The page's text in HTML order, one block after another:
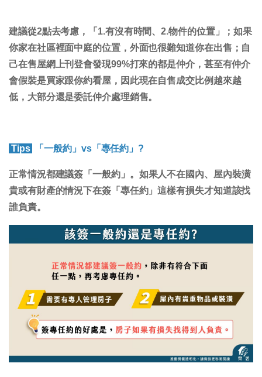
建議從2點去考慮， 「1.有沒有時間、2.物件的位置」；如果
你家在社區裡面中庭的位置，外面也很難知道你在出售；自
己在售屋網上刊登會發現99%打來的都是仲介，甚至有仲介
會假裝是買家跟你約看屋，因此現在自售成交比例越來越
低，大部分還是委託仲介處理銷售。
Tips 「一般約」vs「專任約」?
正常情況都建議簽「一般約」
。如果人不在國內、屋內裝潢
貴或有財產的情況下在簽「專任約」這樣有損失才知道該找
誰負責。